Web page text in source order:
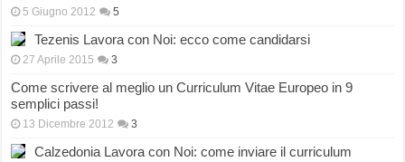
5 Giugno 2012 5
Tezenis Lavora con Noi: ecco come candidarsi
27 Aprile 2015 3
Come scrivere al meglio un Curriculum Vitae Europeo in 9
semplici passi!
13 Dicembre 2012 3
Calzedonia Lavora con Noi: come inviare il curriculum